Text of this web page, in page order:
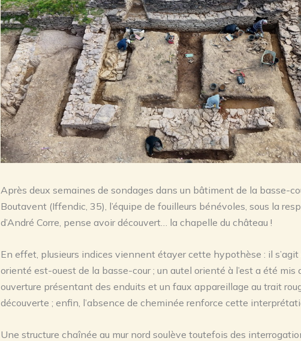
Après deux semaines de sondages dans un bâtiment de la basse-
Boutavent (Iffendic, 35), l’équipe de fouilleurs bénévoles, sous la
d’André Corre, pense avoir découvert… la chapelle du château !
En effet, plusieurs indices viennent étayer cette hypothèse : il
orienté est-ouest de la basse-cour ; un autel orienté à l’est a été mis
ouverture présentant des enduits et un faux appareillage au trait
découverte ; enfin, l’absence de cheminée renforce cette
Une structure chaînée au mur nord soulève toutefois des